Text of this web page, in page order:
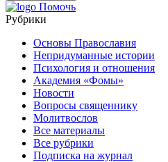
Помочь
Рубрики
Основы Православия
Непридуманные истории
Психология и отношения
Академия «Фомы»
Новости
Вопросы священнику
Молитвослов
Все материалы
Все рубрики
Подписка на журнал